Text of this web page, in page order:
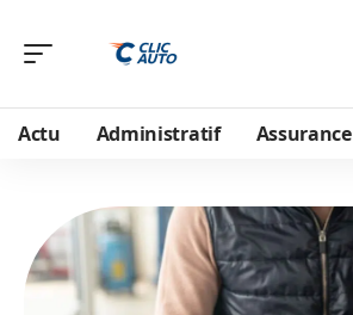
Actu Administratif Assurance